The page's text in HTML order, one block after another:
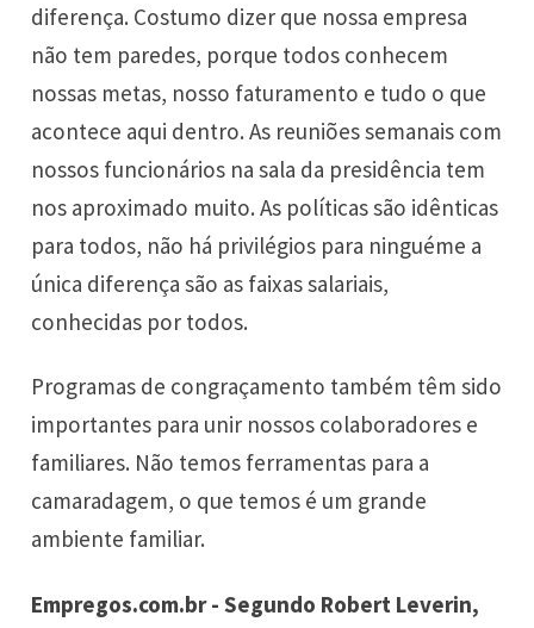
diferença. Costumo dizer que nossa empresa
não tem paredes, porque todos conhecem
nossas metas, nosso faturamento e tudo o que
acontece aqui dentro. As reuniões semanais com
nossos funcionários na sala da presidência tem
nos aproximado muito. As políticas são idênticas
para todos, não há privilégios para ninguéme a
única diferença são as faixas salariais,
conhecidas por todos.
Programas de congraçamento também têm sido
importantes para unir nossos colaboradores e
familiares. Não temos ferramentas para a
camaradagem, o que temos é um grande
ambiente familiar.
Empregos.com.br - Segundo Robert Leverin,